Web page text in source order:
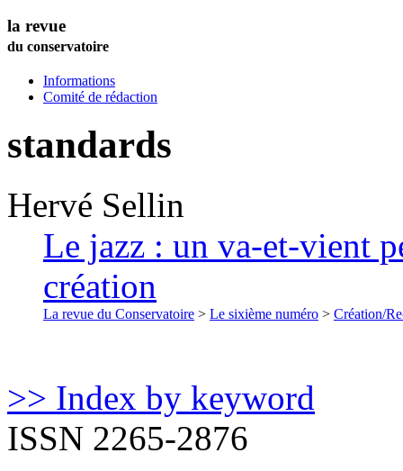
la revue
du conservatoire
Informations
Comité de rédaction
standards
Hervé Sellin
Le jazz : un va-et-vient
création
La revue du Conservatoire > Le sixième numéro > Création/
>> Index by keyword
ISSN 2265-2876